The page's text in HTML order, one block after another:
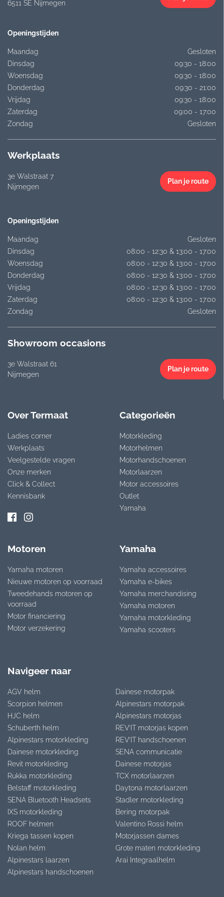
6511 SE Nijmegen
Openingstijden
Maandag
Gesloten
Dinsdag
09:30 - 18:00
Woensdag
09:30 - 18:00
Donderdag
09:30 - 21:00
Vrijdag
09:30 - 18:00
Zaterdag
09:00 - 17:00
Zondag
Gesloten
Werkplaats
3e Walstraat 7
Nijmegen
Plan je route
Openingstijden
Maandag
Gesloten
Dinsdag
08:00 - 12:30 & 13:00 - 17:00
Woensdag
08:00 - 12:30 & 13:00 - 17:00
Donderdag
08:00 - 12:30 & 13:00 - 17:00
Vrijdag
08:00 - 12:30 & 13:00 - 17:00
Zaterdag
08:00 - 12:30 & 13:00 - 17:00
Zondag
Gesloten
Showroom occasions
3e Walstraat 61
Nijmegen
Plan je route
Over Termaat
Ladies corner
Werkplaats
Veelgestelde vragen
Onze merken
Click & Collect
Kennisbank
Categorieën
Motorkleding
Motorhelmen
Motorhandschoenen
Motorlaarzen
Motor accessoires
Outlet
Yamaha
Motoren
Yamaha motoren
Nieuwe motoren op voorraad
Tweedehands motoren op
voorraad
Motor financiering
Motor verzekering
Yamaha
Yamaha accessoires
Yamaha e-bikes
Yamaha merchandising
Yamaha motoren
Yamaha motorkleding
Yamaha scooters
Navigeer naar
AGV helm
Scorpion helmen
HJC helm
Schuberth helm
Alpinestars motorkleding
Dainese motorkleding
Revit motorkleding
Rukka motorkleding
Belstaff motorkleding
SENA Bluetooth Headsets
IXS motorkleding
ROOF helmen
Kriega tassen kopen
Nolan helm
Alpinestars laarzen
Alpinestars handschoenen
Dainese motorpak
Alpinestars motorpak
Alpinestars motorjas
REV’IT motorjas kopen
REV’IT handschoenen
SENA communicatie
Dainese motorjas
TCX motorlaarzen
Daytona motorlaarzen
Stadler motorkleding
Bering motorpak
Valentino Rossi helm
Motorjassen dames
Grote maten motorkleding
Arai Integraalhelm